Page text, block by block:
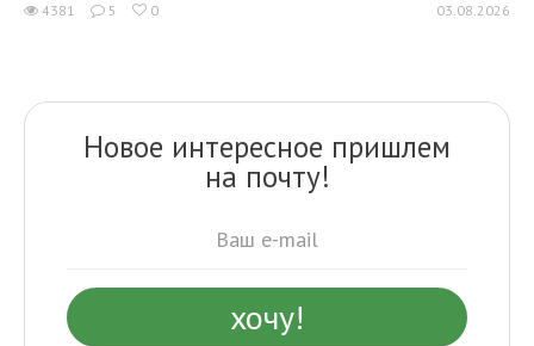
4381 5 0 03.08.2026
Новое интересное пришлем
на почту!